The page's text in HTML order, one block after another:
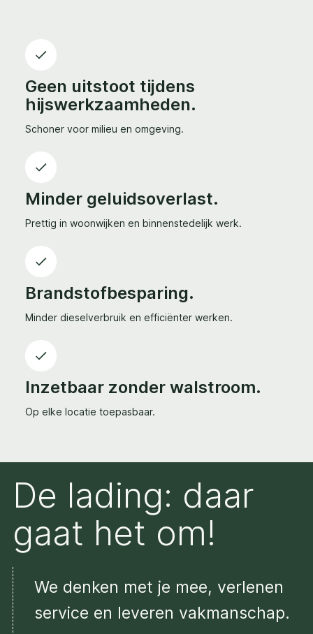
Geen uitstoot tijdens
hijswerkzaamheden.
Schoner voor milieu en omgeving.
Minder geluidsoverlast.
Prettig in woonwijken en binnenstedelijk werk.
Brandstofbesparing.
Minder dieselverbruik en efficiënter werken.
Inzetbaar zonder walstroom.
Op elke locatie toepasbaar.
De lading: daar
gaat het om!
We denken met je mee, verlenen
service en leveren vakmanschap.